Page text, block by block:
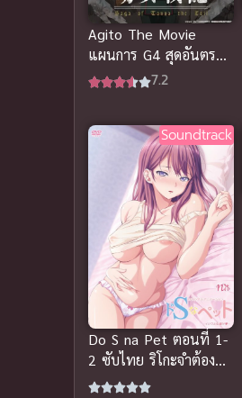
Agito The Movie
แผนการ G4 สุดอันตราย
พากย์ไทยHD ชัดเต็ม
7.2
Soundtrack
Do S na Pet ตอนที่ 1-
2 ซับไทย ริโกะจำต้อง
ย้ายมาอยู่กับ สรุปก่อนดู